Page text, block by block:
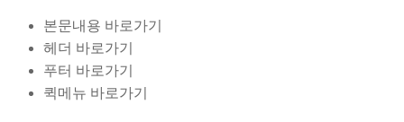
본문내용 바로가기
헤더 바로가기
푸터 바로가기
퀵메뉴 바로가기